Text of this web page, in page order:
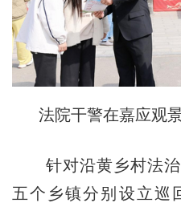
法院干警在嘉应观
针对沿黄乡村法治
五个乡镇分别设立巡